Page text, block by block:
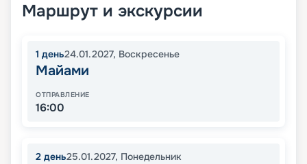
Маршрут и экскурсии
1 день24.01.2027, Воскресенье
Майами
ОТПРАВЛЕНИЕ
16:00
2 день25.01.2027, Понедельник